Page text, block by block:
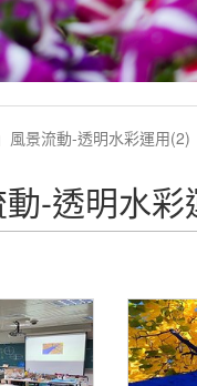
風景流動-透明水彩運用(2)
-透明水彩